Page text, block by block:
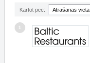
Kārtot pēc: Atrašanās vieta
1